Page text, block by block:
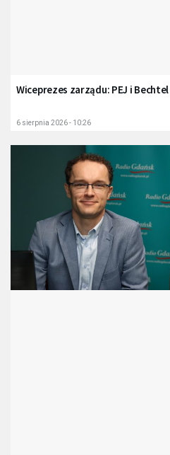
Wiceprezes zarządu: PEJ i
6 sierpnia 2026 - 10:26